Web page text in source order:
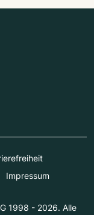
Impressum
1998 - 2026. Alle